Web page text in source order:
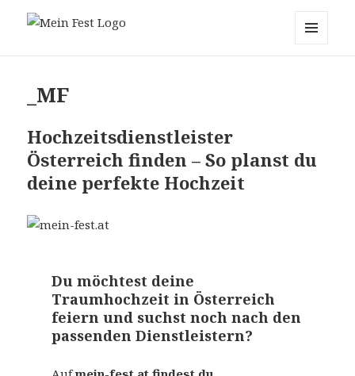
_MF
Hochzeitsdienstleister
Österreich finden – So planst du
deine perfekte Hochzeit
Du möchtest deine
Traumhochzeit in Österreich
feiern und suchst noch nach den
passenden Dienstleistern?